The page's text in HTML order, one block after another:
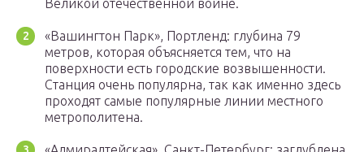
Великой отечественной войне.
«Вашингтон Парк», Портленд: глубина 79
метров, которая объясняется тем, что на
поверхности есть городские возвышенности.
Станция очень популярна, так как именно здесь
проходят самые популярные линии местного
метрополитена.